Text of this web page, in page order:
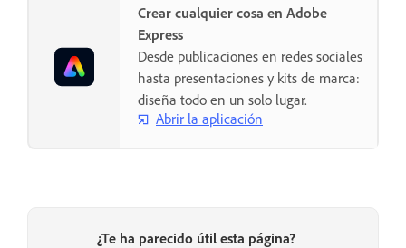
Crear cualquier cosa en Adobe
Express
Desde publicaciones en redes sociales
hasta presentaciones y kits de marca:
diseña todo en un solo lugar.
Abrir la aplicación
¿Te ha parecido útil esta página?